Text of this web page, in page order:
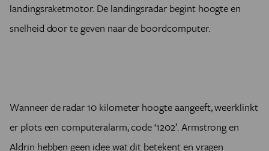
landingsraketmotor. De landingsradar begint hoogte en
snelheid door te geven naar de boordcomputer.
Wanneer de radar 10 kilometer hoogte aangeeft, weerklinkt
er plots een computeralarm, code ‘1202’. Armstrong en
Aldrin hebben geen idee wat dit betekent en vragen